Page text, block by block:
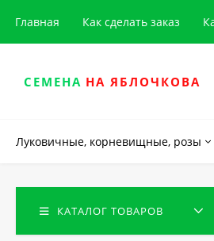
Главная Как сделать заказ
СЕМЕНА НА ЯБЛОЧКОВА
Луковичные, корневищные, розы
КАТАЛОГ ТОВАРОВ